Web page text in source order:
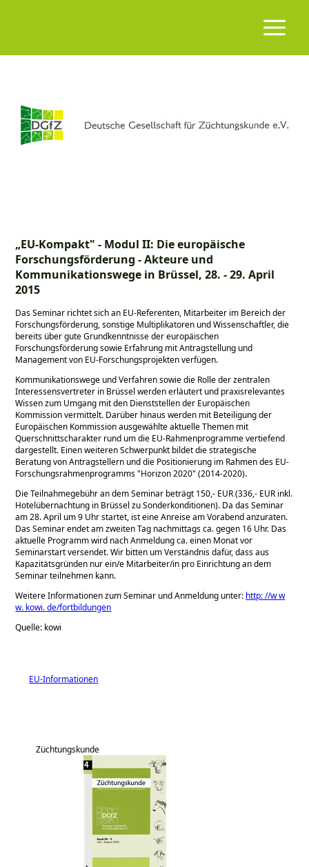
„EU-Kompakt" - Modul II: Die europäische
Forschungsförderung - Akteure und
Kommunikationswege in Brüssel, 28. - 29. April
2015
Das Seminar richtet sich an EU-Referenten, Mitarbeiter im Bereich der
Forschungsförderung, sonstige Multiplikatoren und Wissenschaftler, die
bereits über gute Grundkenntnisse der europäischen
Forschungsförderung sowie Erfahrung mit Antragstellung und
Management von EU-Forschungsprojekten verfügen.
Kommunikationswege und Verfahren sowie die Rolle der zentralen
Interessensvertreter in Brüssel werden erläutert und praxisrelevantes
Wissen zum Umgang mit den Dienststellen der Europäischen
Kommission vermittelt. Darüber hinaus werden mit Beteiligung der
Europäischen Kommission ausgewählte aktuelle Themen mit
Querschnittscharakter rund um die EU-Rahmenprogramme vertiefend
dargestellt. Einen weiteren Schwerpunkt bildet die strategische
Beratung von Antragstellern und die Positionierung im Rahmen des EU-
Forschungsrahmenprogramms Horizon 2020 (2014-2020).
Die Teilnahmegebühr an dem Seminar beträgt 150,- EUR (336,- EUR inkl.
Hotelübernachtung in Brüssel zu Sonderkonditionen). Da das Seminar
am 28. April um 9 Uhr startet, ist eine Anreise am Vorabend anzuraten.
Das Seminar endet am zweiten Tag nachmittags ca. gegen 16 Uhr. Das
aktuelle Programm wird nach Anmeldung ca. einen Monat vor
Seminarstart versendet. Wir bitten um Verständnis dafür, dass aus
Kapazitätsgründen nur ein/e Mitarbeiter/in pro Einrichtung an dem
Seminar teilnehmen kann.
Weitere Informationen zum Seminar und Anmeldung unter: http: //w w
w. kowi. de/fortbildungen
Quelle: kowi
EU-Informationen
Züchtungskunde